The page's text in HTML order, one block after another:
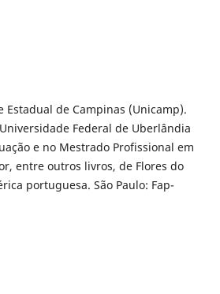
de Campinas (Unicamp).
Federal de Uberlândia
e no Mestrado Profissional em
entre outros livros, de Flores do
portuguesa. São Paulo: Fap-